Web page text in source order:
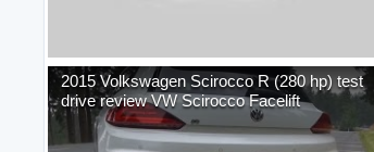
2015 Volkswagen Scirocco R (280 hp) test
drive review VW Scirocco Facelift